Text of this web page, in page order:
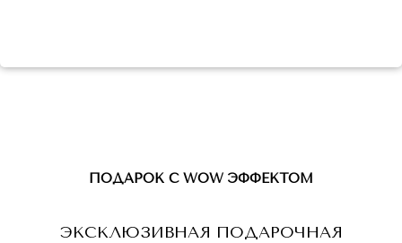
ЭКСКЛЮЗИВНАЯ ПОДАРОЧНАЯ
ПОДАРОК С WOW ЭФФЕКТОМ